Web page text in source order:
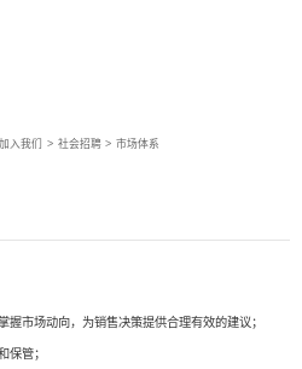
加入我们 > 社会招聘 > 市场体系
市场动向，为销售决策提供合理有效的建议；
保管；